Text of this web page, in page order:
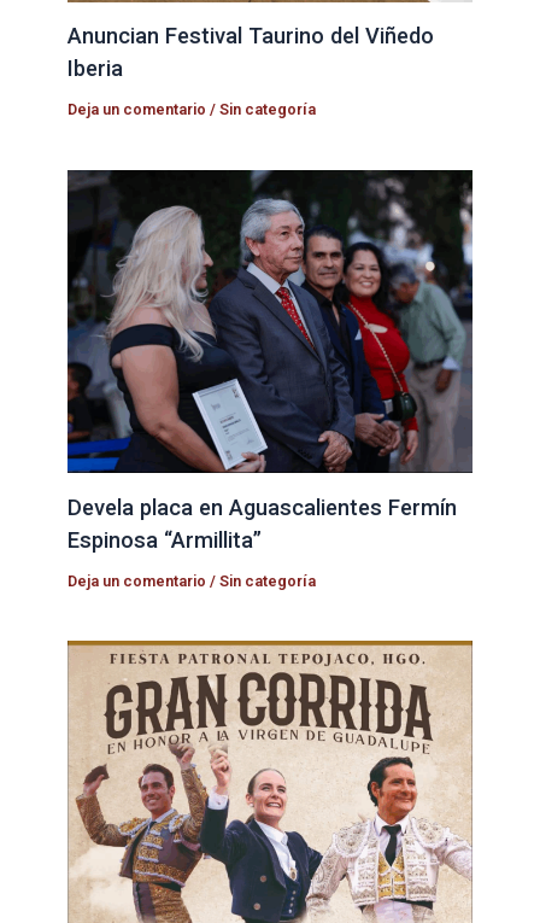
Anuncian Festival Taurino del Viñedo
Iberia
Deja un comentario /Sin categoría
Devela placa en Aguascalientes Fermín
Espinosa “Armillita”
Deja un comentario /Sin categoría